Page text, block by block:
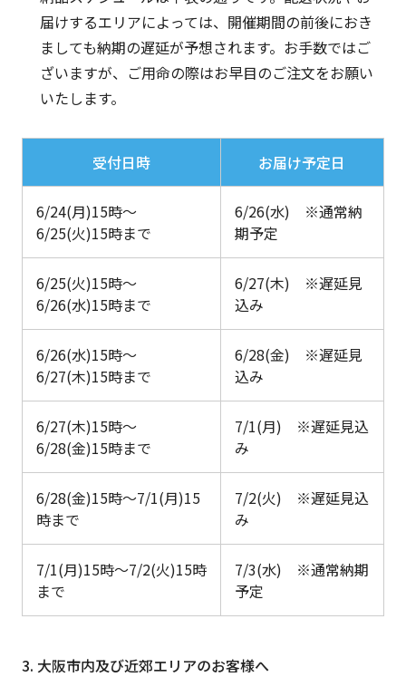
届けするエリアによっては、開催期間の前後におき
ましても納期の遅延が予想されます。お手数ではご
ざいますが、ご用命の際はお早目のご注文をお願い
いたします。
受付日時 お届け予定日
6/24(月)15時～
6/25(火)15時まで
6/26(水) ※通常納
期予定
6/25(火)15時～
6/26(水)15時まで
6/27(木) ※遅延見
込み
6/26(水)15時～
6/27(木)15時まで
6/28(金) ※遅延見
込み
6/27(木)15時～
6/28(金)15時まで
7/1(月) ※遅延見込
み
6/28(金)15時～7/1(月)15
時まで
7/2(火) ※遅延見込
み
7/1(月)15時～7/2(火)15時
まで
7/3(水) ※通常納期
予定
3. 大阪市内及び近郊エリアのお客様へ